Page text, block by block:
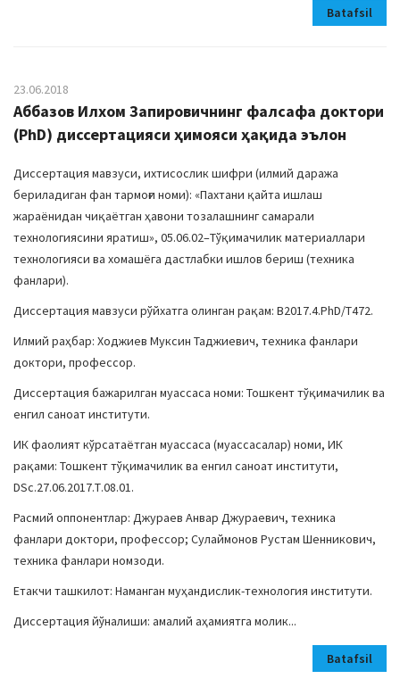
Batafsil
23.06.2018
Аббазов Илхом Запировичнинг фалсафа доктори
(PhD) диссертацияси ҳимояси ҳақида эълон
Диссертация мавзуси, ихтисослик шифри (илмий даража
бериладиган фан тармоғи номи): «Пахтани қайта ишлаш
жараёнидан чиқаётган ҳавони тозалашнинг самарали
технологиясини яратиш», 05.06.02–Тўқимачилик материаллари
технологияси ва хомашёга дастлабки ишлов бериш (техника
фанлари).
Диссертация мавзуси рўйхатга олинган рақам: В2017.4.PhD/T472.
Илмий раҳбар: Ходжиев Муксин Таджиевич, техника фанлари
доктори, профессор.
Диссертация бажарилган муассаса номи: Тошкент тўқимачилик ва
енгил саноат институти.
ИК фаолият кўрсатаётган муассаса (муассасалар) номи, ИК
рақами: Тошкент тўқимачилик ва енгил саноат институти,
DSc.27.06.2017.Т.08.01.
Расмий оппонентлар: Джураев Анвар Джураевич, техника
фанлари доктори, профессор; Сулаймонов Рустам Шенникович,
техника фанлари номзоди.
Етакчи ташкилот: Наманган муҳандислик-технология институти.
Диссертация йўналиши: амалий аҳамиятга молик...
Batafsil